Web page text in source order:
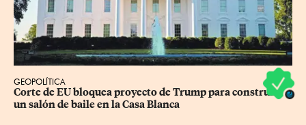
GEOPOLÍTICA
Corte de EU bloquea proyecto de Trump para construir
un salón de baile en la Casa Blanca